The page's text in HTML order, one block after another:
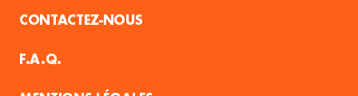
CONTACTEZ-NOUS
F.A.Q.